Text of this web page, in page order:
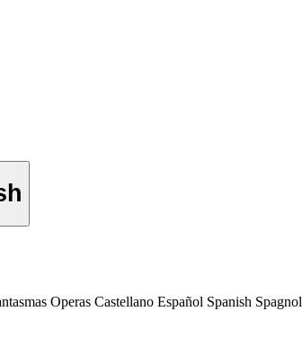
Operas Castellano Español Spanish Spagnol